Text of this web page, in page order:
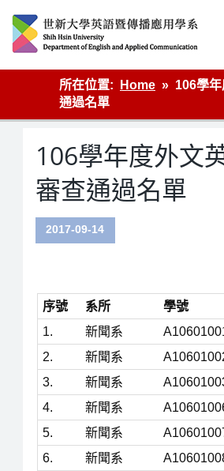
content
英語傳播
所在位置:
Home
106學
通過名單
106學年度外文
審查通過名單
2017-09-14
序號 系所 學號
1.
新聞系
2.
新聞系
3.
新聞系
4.
新聞系
5.
新聞系
6.
新聞系